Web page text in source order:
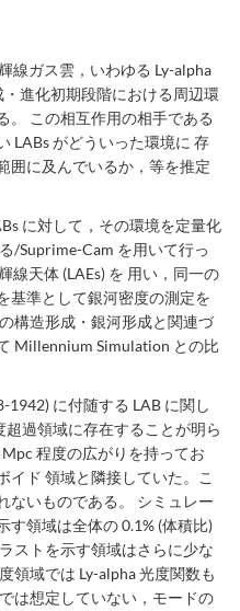
線ガス雲，いわゆる Ly-alpha
進化初期段階における周辺環
。 この相互作用の相手である
LABs がどういった環境に 存
囲に及んでいるか，等を推定
に対して，その環境を定量化
/Suprime-Cam を用いて行っ
線天体 (LAEs) を 用い，同一の
基準として銀河密度の測定を
構造形成・銀河形成と関連づ
Millennium Simulation との比
1942) に付随する LAB に関し
過領域に存在することが明ら
程度の広がりを持ってお
イド 領域と隣接していた。こ
ないものである。 シミュレー
す領域は全体の 0.1% (体積比)
ストを示す領域はさらに少な
領域では Ly-alpha 光度関数も
は想定していない，モードの